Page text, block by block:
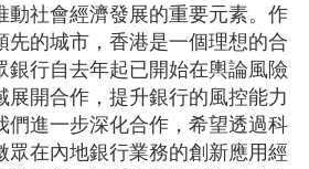
動社會經濟發展的重要元素。作
先的城市，香港是一個理想的合
銀行自去年起已開始在輿論風險
展開合作，提升銀行的風控能力
們進一步深化合作，希望透過科
眾在內地銀行業務的創新應用經